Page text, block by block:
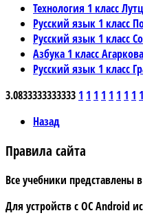
Технология 1 класс
Русский язык 1 класс
Русский язык 1 класс
Азбука 1 класс Агаркова
Русский язык 1 класс
3.0833333333333 1 1 1 1 1 1 1 1 1
Назад
Правила сайта
Все учебники представлены
Для устройств сОС Android